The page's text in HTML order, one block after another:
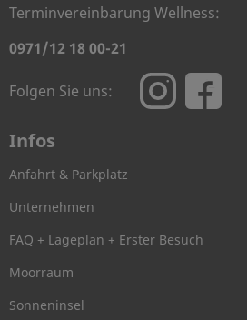
Terminvereinbarung Wellness:
0971/12 18 00-21
Folgen Sie uns:
Infos
Anfahrt & Parkplatz
Unternehmen
FAQ + Lageplan + Erster Besuch
Moorraum
Sonneninsel